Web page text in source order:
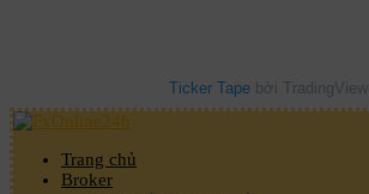
Ticker Tape bởi TradingView
Trang chủ
Broker